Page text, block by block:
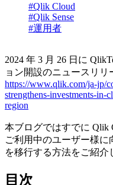
#Qlik Cloud
#Qlik Sense
#運用者
2024 年 3 月 26 日に
ョン開設のニュースリリ
https://www.qlik.com/ja-jp/
strengthens-investments-
region
本ブログではすでに Qlik
ご利用中のユーザー様に
を移行する方法をご紹介
目次